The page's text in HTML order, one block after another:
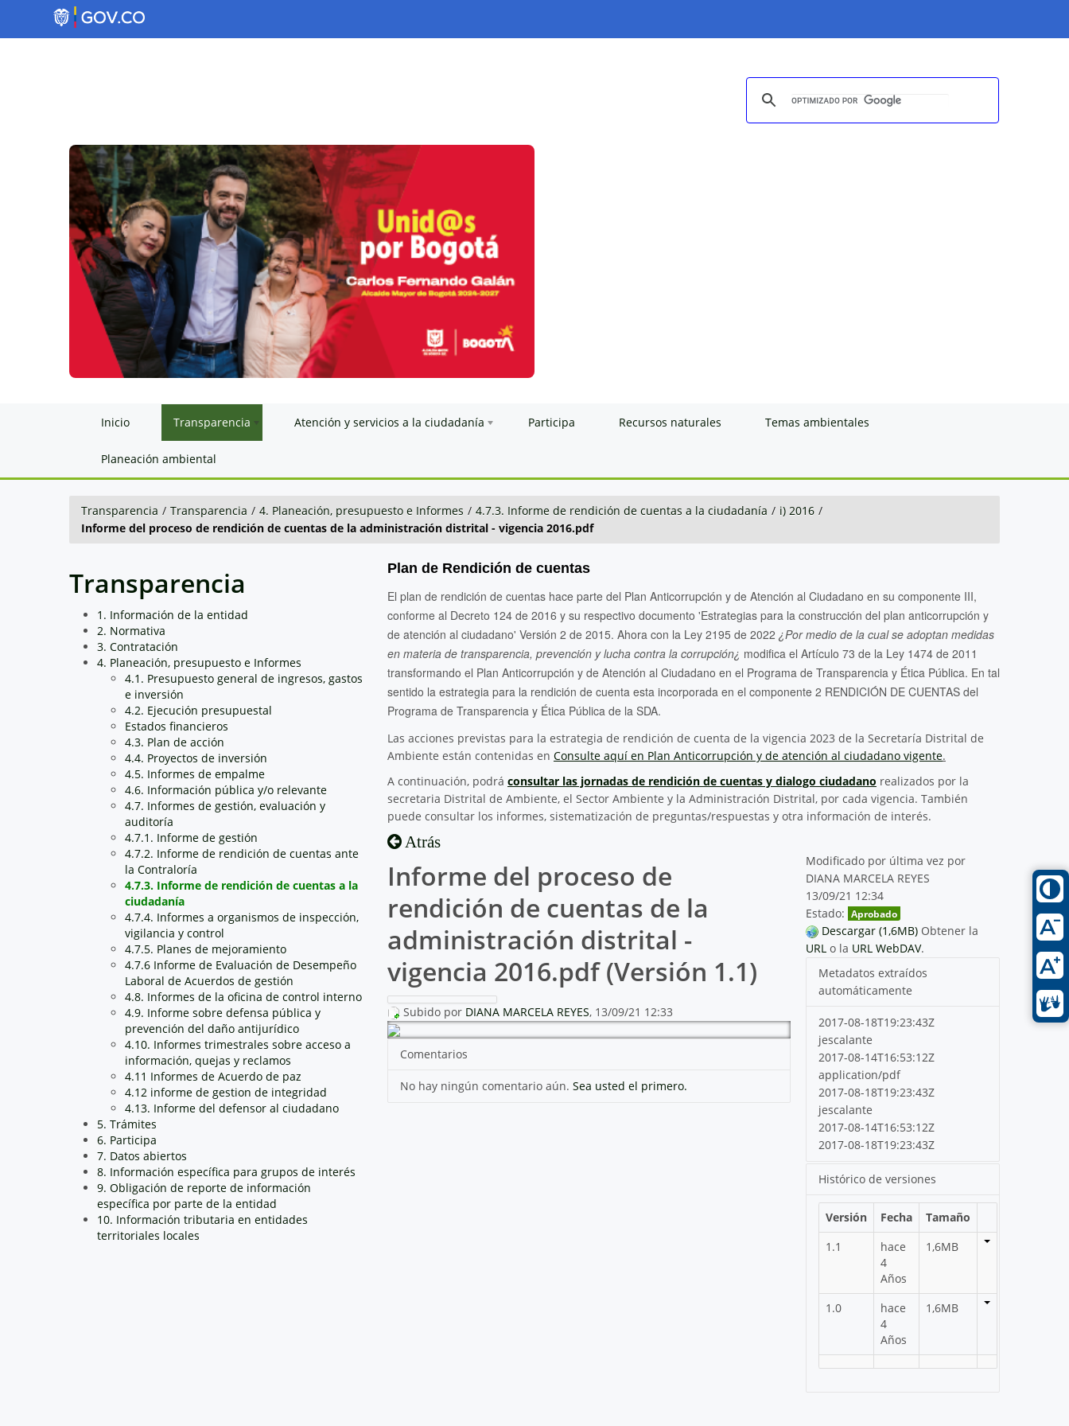
Inicio Transparencia Atención y servicios a la ciudadanía Participa Recursos naturales Temas ambientales
Planeación ambiental
Transparencia / Transparencia / 4. Planeación, presupuesto e Informes / 4.7.3. Informe de rendición de cuentas a la ciudadanía / i) 2016 /
Informe del proceso de rendición de cuentas de la administración distrital - vigencia 2016.pdf
Transparencia
1. Información de la entidad
2. Normativa
3. Contratación
4. Planeación, presupuesto e Informes
4.1. Presupuesto general de ingresos, gastos
e inversión
4.2. Ejecución presupuestal
Estados financieros
4.3. Plan de acción
4.4. Proyectos de inversión
4.5. Informes de empalme
4.6. Información pública y/o relevante
4.7. Informes de gestión, evaluación y
auditoría
4.7.1. Informe de gestión
4.7.2. Informe de rendición de cuentas ante
la Contraloría
4.7.3. Informe de rendición de cuentas a la
ciudadanía
4.7.4. Informes a organismos de inspección,
vigilancia y control
4.7.5. Planes de mejoramiento
4.7.6 Informe de Evaluación de Desempeño
Laboral de Acuerdos de gestión
4.8. Informes de la oficina de control interno
4.9. Informe sobre defensa pública y
prevención del daño antijurídico
4.10. Informes trimestrales sobre acceso a
información, quejas y reclamos
4.11 Informes de Acuerdo de paz
4.12 informe de gestion de integridad
4.13. Informe del defensor al ciudadano
5. Trámites
6. Participa
7. Datos abiertos
8. Información específica para grupos de interés
9. Obligación de reporte de información
específica por parte de la entidad
10. Información tributaria en entidades
territoriales locales
Plan de Rendición de cuentas
El plan de rendición de cuentas hace parte del Plan Anticorrupción y de Atención al Ciudadano en su componente III,
conforme al Decreto 124 de 2016 y su respectivo documento 'Estrategias para la construcción del plan anticorrupción y
de atención al ciudadano' Versión 2 de 2015. Ahora con la Ley 2195 de 2022 ¿Por medio de la cual se adoptan medidas
en materia de transparencia, prevención y lucha contra la corrupción¿ modifica el Artículo 73 de la Ley 1474 de 2011
transformando el Plan Anticorrupción y de Atención al Ciudadano en el Programa de Transparencia y Ética Pública. En tal
sentido la estrategia para la rendición de cuenta esta incorporada en el componente 2 RENDICIÓN DE CUENTAS del
Programa de Transparencia y Ética Pública de la SDA.
Las acciones previstas para la estrategia de rendición de cuenta de la vigencia 2023 de la Secretaría Distrital de
Ambiente están contenidas en Consulte aquí en Plan Anticorrupción y de atención al ciudadano vigente.
A continuación, podrá consultar las jornadas de rendición de cuentas y dialogo ciudadano realizados por la
secretaria Distrital de Ambiente, el Sector Ambiente y la Administración Distrital, por cada vigencia. También
puede consultar los informes, sistematización de preguntas/respuestas y otra información de interés.
Atrás
Informe del proceso de
rendición de cuentas de la
administración distrital -
vigencia 2016.pdf (Versión 1.1)
Subido por DIANA MARCELA REYES, 13/09/21 12:33
Comentarios
No hay ningún comentario aún. Sea usted el primero.
Modificado por última vez por
DIANA MARCELA REYES
13/09/21 12:34
Estado: Aprobado
Descargar (1,6MB) Obtener la
URL o la URL WebDAV.
Metadatos extraídos
automáticamente
2017-08-18T19:23:43Z
jescalante
2017-08-14T16:53:12Z
application/pdf
2017-08-18T19:23:43Z
jescalante
2017-08-14T16:53:12Z
2017-08-18T19:23:43Z
Histórico de versiones
Versión Fecha
Tamaño
1.1
hace
4
Años
1,6MB
1.0
hace
4
Años
1,6MB